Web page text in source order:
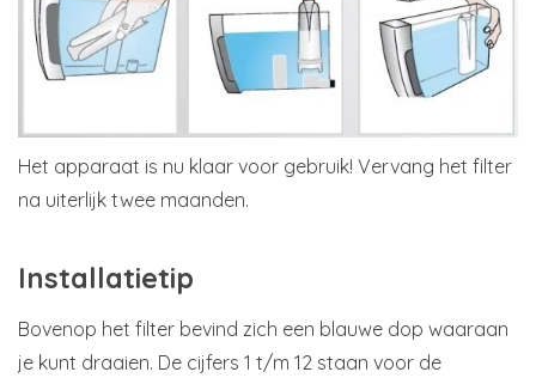
Het apparaat is nu klaar voor gebruik! Vervang het filter
na uiterlijk twee maanden.
Installatietip
Bovenop het filter bevind zich een blauwe dop waaraan
je kunt draaien. De cijfers 1 t/m 12 staan voor de